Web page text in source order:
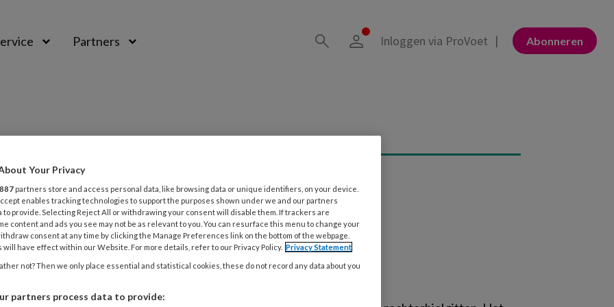
Partners Abonneren
Inloggen via ProVoet
hiel bleek huidkanker te zijn
Your Privacy
887 partners store and access personal data, like browsing data or unique identifiers, on your device.
enables tracking technologies to support the purposes shown under we and our partners
to provide. Selecting Reject All or withdrawing your consent will disable them. If trackers are
content and ads you see may not be as relevant to you. You can resurface this menu to change your
consent at any time by clicking the Manage Preferences link on the bottom of the webpage.
will have effect within our Website. For more details, refer to our Privacy Policy. Privacy Statement
not? Then we only place essential and statistical cookies, these do not record any data about you
partners process data to provide: